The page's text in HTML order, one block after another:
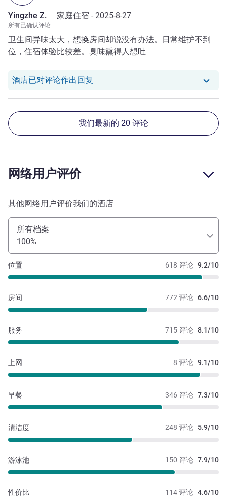
Yingzhe Z. 家庭住宿 - 2025-8-27
所有已确认评论
卫生间异味太大，想换房间却说没有办法。日常维护不到
位，住宿体验比较差。臭味熏得人想吐
酒店已对评论作出回复 我们酒店已对 Yingzhe Z. 的评论作出
我们最新的 20 评论
网络用户评价
其他网络用户评价我们的酒店
所有档案
100%
618 评论 9.2/10
位置
772 评论 6.6/10
房间
715 评论 8.1/10
服务
8 评论 9.1/10
上网
346 评论 7.3/10
早餐
248 评论 5.9/10
清洁度
150 评论 7.9/10
游泳池
114 评论 4.6/10
性价比